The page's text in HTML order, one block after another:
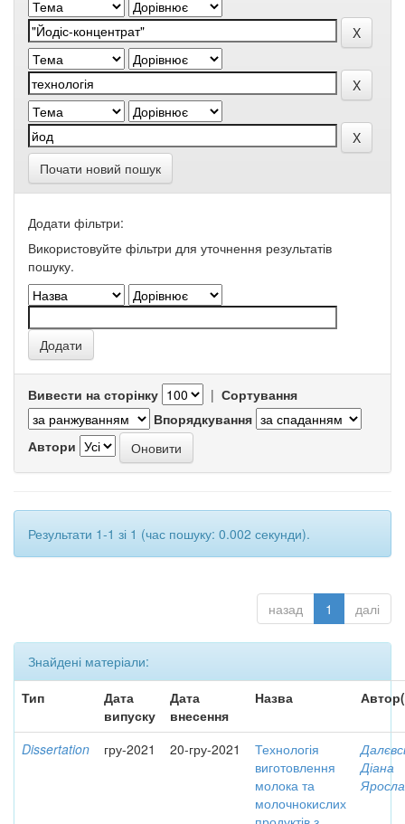
Почати новий пошук
Додати фільтри:
Використовуйте фільтри для уточнення результатів
пошуку.
Вивести на сторінку | Сортування
Впорядкування
Автори
Результати 1-1 зі 1 (час пошуку: 0.002 секунди).
назад 1 далі
Знайдені матеріали:
Тип
Дата
випуску
Дата
внесення
Назва
Dissertation гру-2021 20-гру-2021
Технологія
виготовлення
молока та
молочнокислих
Діана